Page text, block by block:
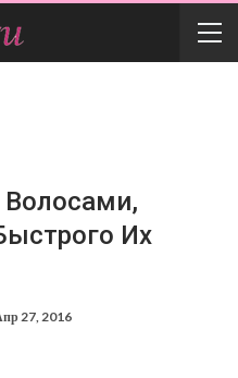
Волосами,
Их
27, 2016